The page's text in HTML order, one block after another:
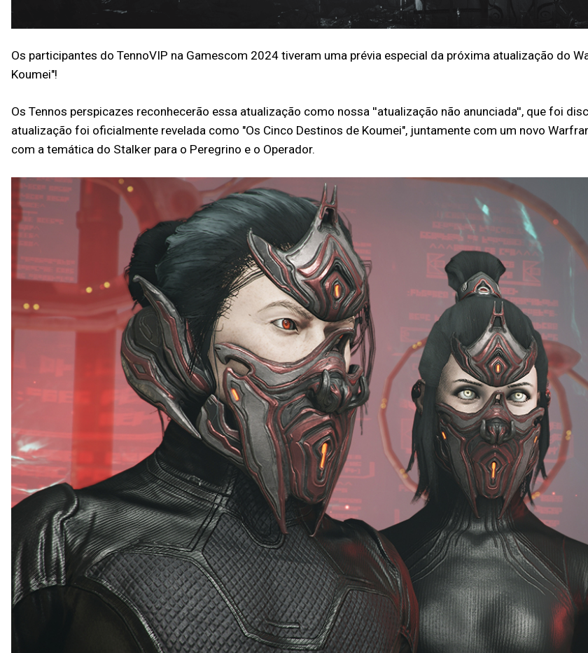
Os participantes do TennoVIP na Gamescom 2024 tiveram uma prévia especial da próxima atualização do
Koumei"!
Os Tennos perspicazes reconhecerão essa atualização como nossa ''atualização não anunciada'', que foi
atualização foi oficialmente revelada como "Os Cinco Destinos de Koumei", juntamente com um novo
com a temática do Stalker para o Peregrino e o Operador.